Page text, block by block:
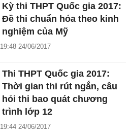
Kỳ thi THPT Quốc gia 2017:
Đề thi chuẩn hóa theo kinh
nghiệm của Mỹ
19:48 24/06/2017
Thi THPT Quốc gia 2017:
Thời gian thi rút ngắn, câu
hỏi thi bao quát chương
trình lớp 12
19:44 24/06/2017